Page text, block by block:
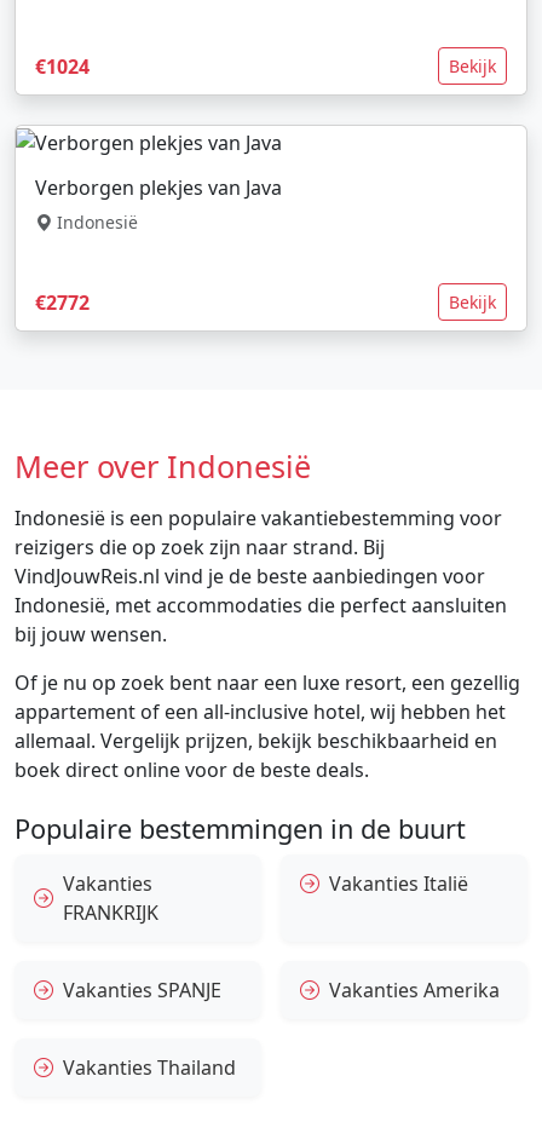
€1024 Bekijk
Verborgen plekjes van Java
Indonesië
€2772 Bekijk
Meer over Indonesië
Indonesië is een populaire vakantiebestemming voor
reizigers die op zoek zijn naar strand. Bij
VindJouwReis.nl vind je de beste aanbiedingen voor
Indonesië, met accommodaties die perfect aansluiten
bij jouw wensen.
Of je nu op zoek bent naar een luxe resort, een gezellig
appartement of een all-inclusive hotel, wij hebben het
allemaal. Vergelijk prijzen, bekijk beschikbaarheid en
boek direct online voor de beste deals.
Populaire bestemmingen in de buurt
Vakanties
FRANKRIJK
Vakanties Italië
Vakanties SPANJE Vakanties Amerika
Vakanties Thailand